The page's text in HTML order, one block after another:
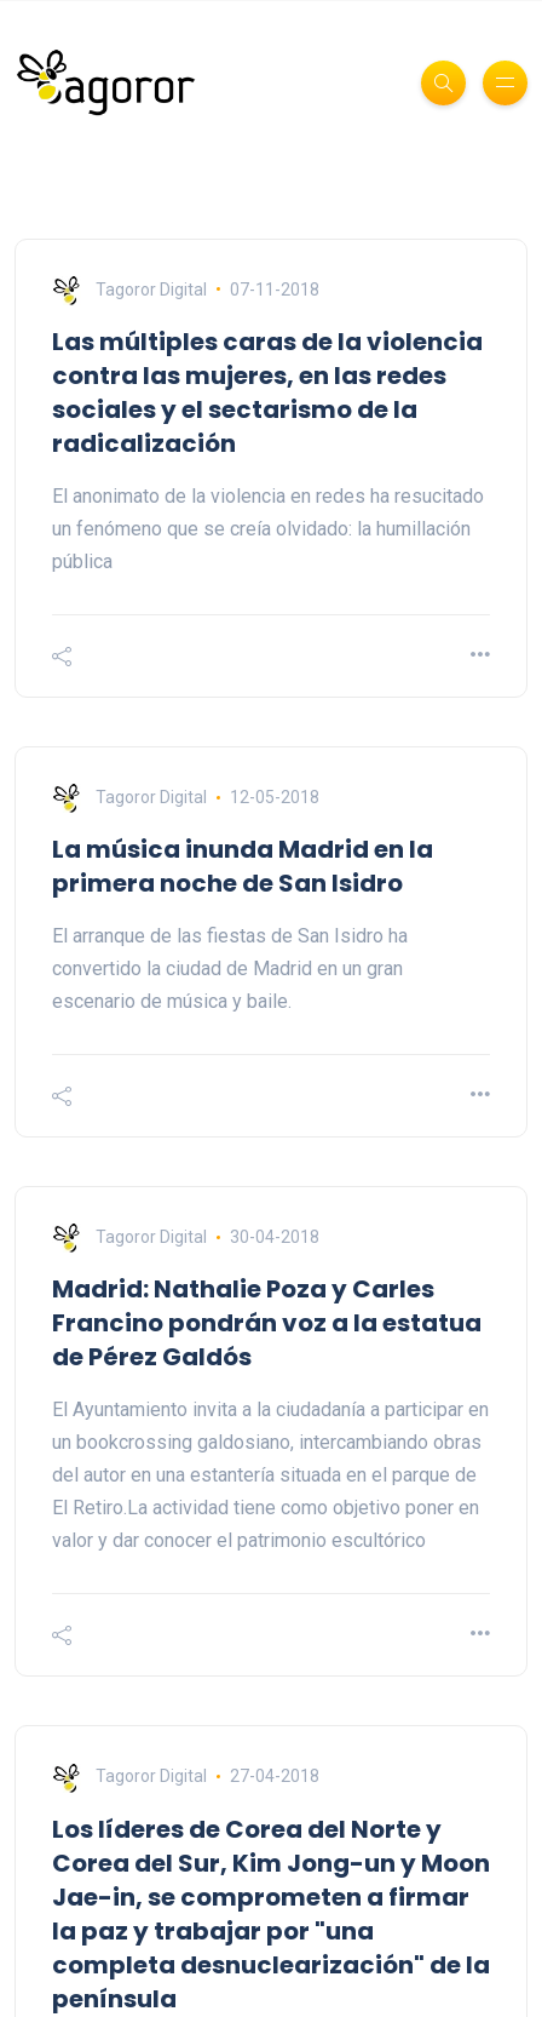
Tagoror Digital 07-11-2018
Las múltiples caras de la violencia
contra las mujeres, en las redes
sociales y el sectarismo de la
radicalización
El anonimato de la violencia en redes ha resucitado
un fenómeno que se creía olvidado: la humillación
pública
Tagoror Digital 12-05-2018
La música inunda Madrid en la
primera noche de San Isidro
El arranque de las fiestas de San Isidro ha
convertido la ciudad de Madrid en un gran
escenario de música y baile.
Tagoror Digital 30-04-2018
Madrid: Nathalie Poza y Carles
Francino pondrán voz a la estatua
de Pérez Galdós
El Ayuntamiento invita a la ciudadanía a participar en
un bookcrossing galdosiano, intercambiando obras
del autor en una estantería situada en el parque de
El Retiro.La actividad tiene como objetivo poner en
valor y dar conocer el patrimonio escultórico
Tagoror Digital 27-04-2018
Los líderes de Corea del Norte y
Corea del Sur, Kim Jong-un y Moon
Jae-in, se comprometen a firmar
la paz y trabajar por "una
completa desnuclearización" de la
península